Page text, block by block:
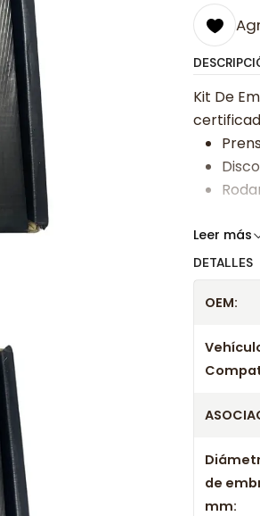
Kit De
Disco
Somos
Leer más
DETALLES
OEM:
de
mm: